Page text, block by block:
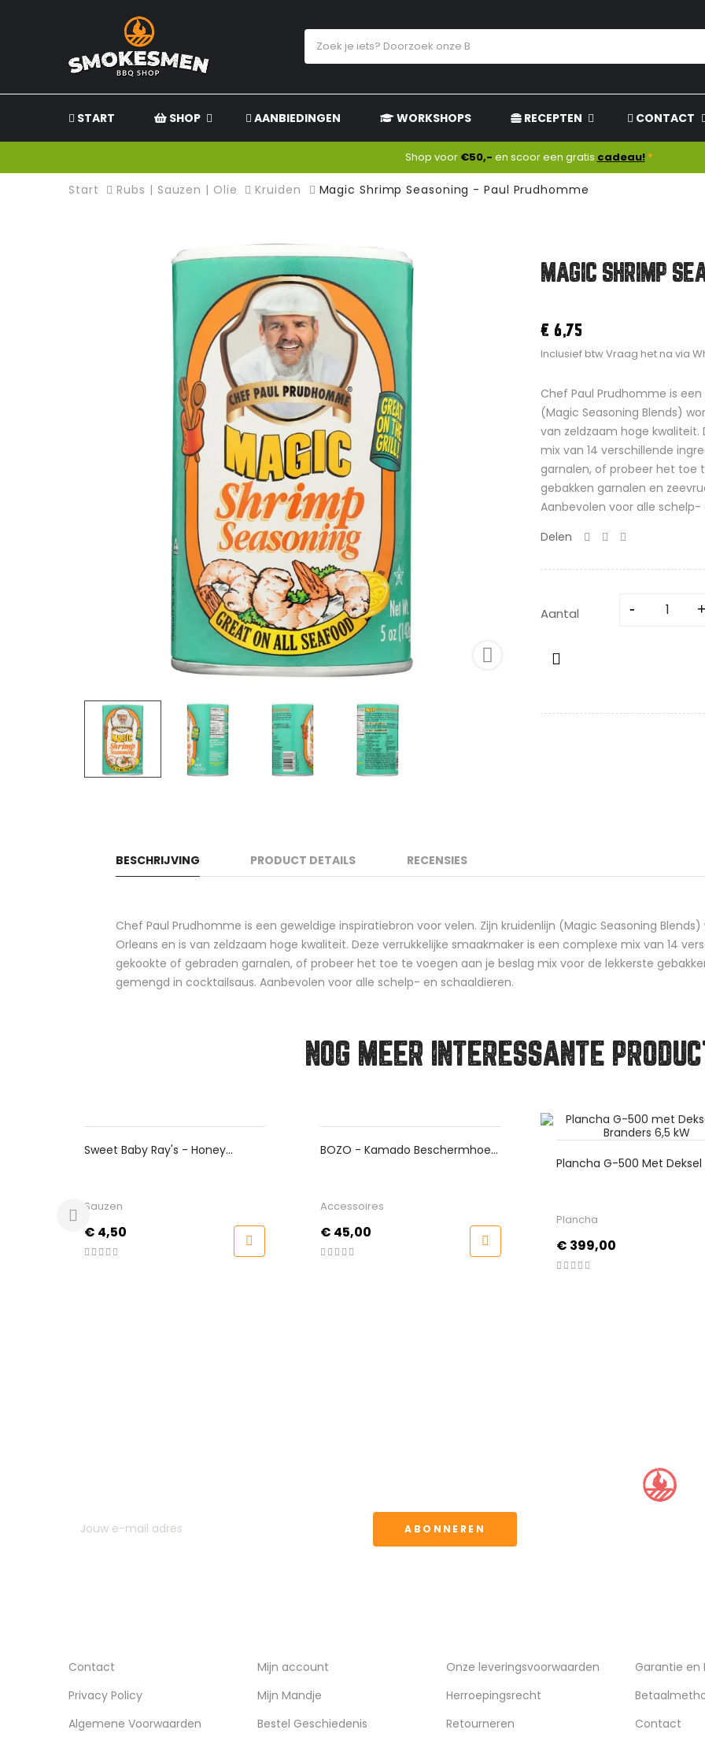
START SHOP AANBIEDINGEN WORKSHOPS RECEPTEN CONTACT
Shop voor €50,- en scoor een gratis cadeau! *
Start Rubs | Sauzen | Olie Kruiden Magic Shrimp Seasoning - Paul Prudhomme

MAGIC SHRIMP
€ 6,75
Inclusief btwVraag het na via
Chef Paul Prudhomme is
(Magic Seasoning Blends)
van zeldzaam hoge kwaliteit.
mix van 14 verschillende
garnalen, of probeer het toe
gebakken garnalen en
Aanbevolen voor alle schelp-
Delen
Aantal
BESCHRIJVING PRODUCT DETAILS RECENSIES
Chef Paul Prudhomme is een geweldige inspiratiebron voor velen. Zijn kruidenlijn (Magic Seasoning
Orleans en is van zeldzaam hoge kwaliteit. Deze verrukkelijke smaakmaker is een complexe mix van 14
gekookte of gebraden garnalen, of probeer het toe te voegen aan je beslag mix voor de lekkerste
gemengd in cocktailsaus. Aanbevolen voor alle schelp- en schaaldieren.
NOG MEER INTERESSANTE
Ray's - Honey
BOZO - Kamado Beschermhoes
€ 45,00
Plancha G-500 Met Deksel En 2
€ 399,00
Finca
ABONNEREN
Contact
Privacy Policy
Algemene Voorwaarden
Mijn account
Mijn Mandje
Bestel Geschiedenis
Onze leveringsvoorwaarden
Herroepingsrecht
Retourneren
Garantie en
Contact